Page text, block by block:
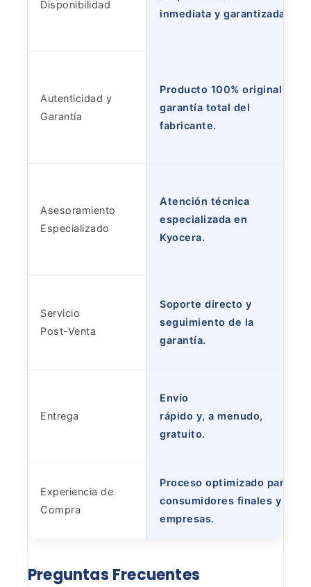
Disponibilidad
inmediata y garantizada.
Autenticidad y
Garantía
Producto 100% original con
garantía total del
fabricante.
Asesoramiento
Especializado
Atención técnica
especializada en
Kyocera.
Servicio
Post-Venta
Soporte directo y
seguimiento de la
garantía.
Entrega
Envío
rápido y, a menudo,
gratuito.
Experiencia de
Compra
Proceso optimizado para
consumidores finales y
empresas.
Preguntas Frecuentes